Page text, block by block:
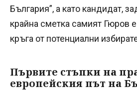
България”, а като кандидат,
крайна сметка самият Гюров
кръга от потенциални
Първите стъпки на
европейския път на